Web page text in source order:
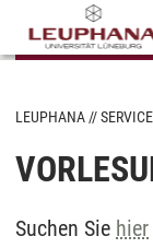
LEUPHANA SERVICE
Suchen Sie hier